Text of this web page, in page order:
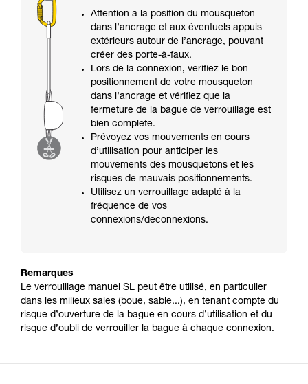
Attention à la position du mousqueton
dans l’ancrage et aux éventuels appuis
extérieurs autour de l’ancrage, pouvant
créer des porte-à-faux.
Lors de la connexion, vérifiez le bon
positionnement de votre mousqueton
dans l’ancrage et vérifiez que la
fermeture de la bague de verrouillage est
bien complète.
Prévoyez vos mouvements en cours
d’utilisation pour anticiper les
mouvements des mousquetons et les
risques de mauvais positionnements.
Utilisez un verrouillage adapté à la
fréquence de vos
connexions/déconnexions.
Remarques
Le verrouillage manuel SL peut être utilisé, en particulier
dans les milieux sales (boue, sable...), en tenant compte du
risque d’ouverture de la bague en cours d’utilisation et du
risque d’oubli de verrouiller la bague à chaque connexion.